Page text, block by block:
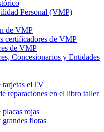
Personal (VMP)
de VMP
certificadores de VMP
de VMP
Concesionarios y Entidades
tarjetas eITV
reparaciones en el libro taller
rojas
flotas